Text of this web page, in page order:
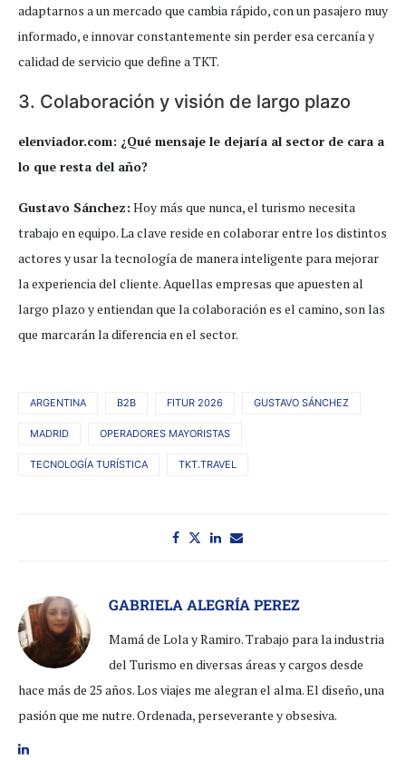
adaptarnos a un mercado que cambia rápido, con un pasajero muy
informado, e innovar constantemente sin perder esa cercanía y
calidad de servicio que define a TKT.
3. Colaboración y visión de largo plazo
elenviador.com: ¿Qué mensaje le dejaría al sector de cara a
lo que resta del año?
Gustavo Sánchez: Hoy más que nunca, el turismo necesita
trabajo en equipo. La clave reside en colaborar entre los distintos
actores y usar la tecnología de manera inteligente para mejorar
la experiencia del cliente. Aquellas empresas que apuesten al
largo plazo y entiendan que la colaboración es el camino, son las
que marcarán la diferencia en el sector.
ARGENTINA B2B FITUR 2026 GUSTAVO SÁNCHEZ
MADRID OPERADORES MAYORISTAS
TECNOLOGÍA TURÍSTICA TKT.TRAVEL
GABRIELA ALEGRÍA PEREZ
Mamá de Lola y Ramiro. Trabajo para la industria
del Turismo en diversas áreas y cargos desde
hace más de 25 años. Los viajes me alegran el alma. El diseño, una
pasión que me nutre. Ordenada, perseverante y obsesiva.